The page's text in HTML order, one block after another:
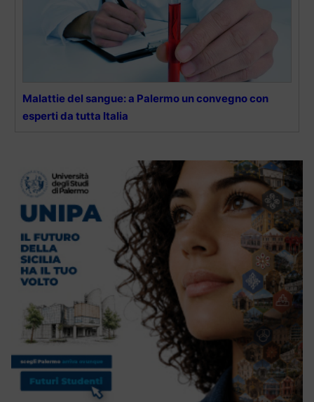
Malattie del sangue: a Palermo un convegno con
esperti da tutta Italia